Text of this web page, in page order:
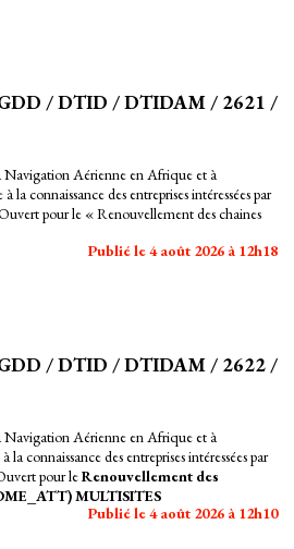
/ DTID / DTIDAM / 2621 /
Navigation Aérienne en Afrique et à
connaissance des entreprises intéressées par
pour le « Renouvellement des chaines
Publié le 4 août 2026 à 12h18
/ DTID / DTIDAM / 2622 /
Navigation Aérienne en Afrique et à
connaissance des entreprises intéressées par
pour leRenouvellement des
MULTISITES
Publié le 4 août 2026 à 12h10